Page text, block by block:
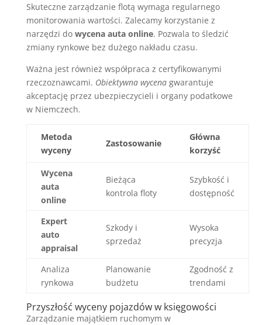
Skuteczne zarządzanie flotą wymaga regularnego
monitorowania wartości. Zalecamy korzystanie z
narzędzi do wycena auta online. Pozwala to śledzić
zmiany rynkowe bez dużego nakładu czasu.
Ważna jest również współpraca z certyfikowanymi
rzeczoznawcami. Obiektywna wycenagwarantuje
akceptację przez ubezpieczycieli i organy podatkowe
w Niemczech.
Metoda
wyceny
Zastosowanie
Główna
korzyść
Wycena
auta
online
Bieżąca
kontrola floty
Szybkość i
dostępność
Expert
auto
appraisal
Szkody i
sprzedaż
Wysoka
precyzja
Analiza
rynkowa
Planowanie
budżetu
Zgodność z
trendami
Przyszłość wyceny pojazdów w księgowości
Zarządzanie majątkiem ruchomym w